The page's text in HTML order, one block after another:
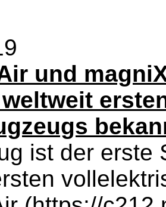
und
ist der erste